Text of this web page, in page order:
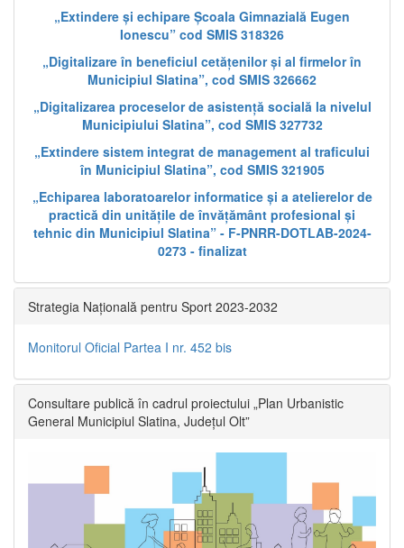
„Extindere și echipare Școala Gimnazială Eugen
Ionescu” cod SMIS 318326
„Digitalizare în beneficiul cetățenilor și al firmelor în
Municipiul Slatina”, cod SMIS 326662
„Digitalizarea proceselor de asistență socială la nivelul
Municipiului Slatina”, cod SMIS 327732
„Extindere sistem integrat de management al traficului
în Municipiul Slatina”, cod SMIS 321905
„Echiparea laboratoarelor informatice și a atelierelor de
practică din unitățile de învățământ profesional și
tehnic din Municipiul Slatina” - F-PNRR-DOTLAB-2024-
0273 - finalizat
Strategia Națională pentru Sport 2023-2032
Monitorul Oficial Partea I nr. 452 bis
Consultare publică în cadrul proiectului „Plan Urbanistic
General Municipiul Slatina, Județul Olt”